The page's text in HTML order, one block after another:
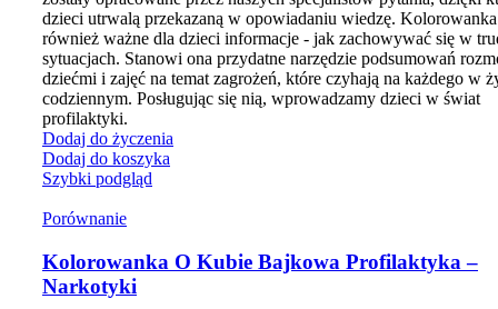
dzieci utrwalą przekazaną w opowiadaniu wiedzę.
również ważne dla dzieci informacje - jak zachowywać się w
sytuacjach. Stanowi ona przydatne narzędzie podsumowań
dziećmi i zajęć na temat zagrożeń, które czyhają na każdego w
codziennym. Posługując się nią, wprowadzamy dzieci w świat
profilaktyki.
Dodaj do życzenia
Dodaj do koszyka
Szybki podgląd
Porównanie
Kolorowanka O Kubie Bajkowa Profilaktyka –
Narkotyki